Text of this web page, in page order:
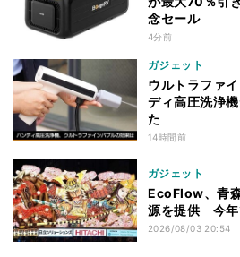
念セール
4分前
ガジェット
ウルトラファ
ディ高圧洗浄
た
14時間前
ガジェット
EcoFlow、青
源を提供 今年
2026/08/03 20:54